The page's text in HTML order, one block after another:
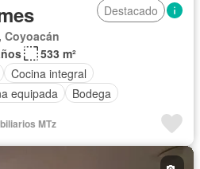
Destacado
Coyoacán
533 m²
Cocina integral
equipada
Bodega
MTz